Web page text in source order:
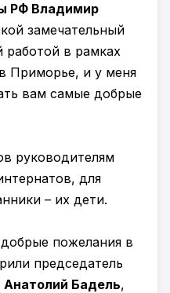
РФ Владимир
замечательный
работой в рамках
Приморье, и у меня
вам самые добрые
руководителям
для
– их дети.
пожелания в
председатель
Анатолий Бадель,